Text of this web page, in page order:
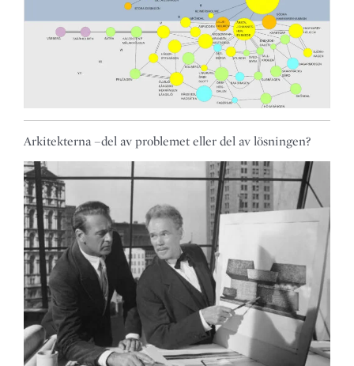
Arkitekterna –del av problemet eller del av lösningen?